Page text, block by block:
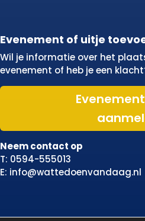
Evenement of uitje
Wil je informatie over het
evenement of heb je een
Neem contact op
T: 0594-555013
E: info@wattedoenvandaag.nl